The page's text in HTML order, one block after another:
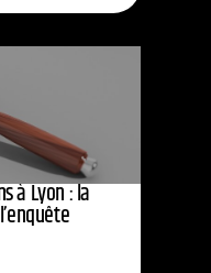
à Lyon : la